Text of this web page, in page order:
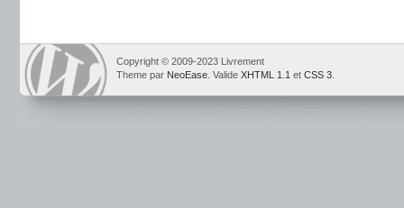
Copyright © 2009-2023 Livrement
Theme par NeoEase . Valide XHTML 1.1 et CSS 3